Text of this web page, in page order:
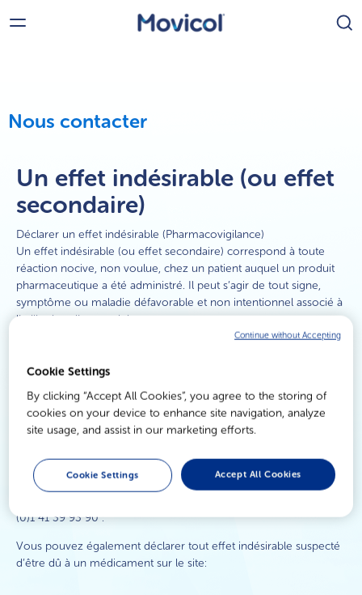
Movicol
Movicol Sans Arôme - Médicament
Movicol®Chocolat - Médicament
Movicol®Arôme Citron - Médicament
MoviGo® - Dispositif Médical
Nous contacter
Un effet indésirable (ou effet
secondaire)
Déclarer un effet indésirable (Pharmacovigilance)
Un effet indésirable (ou effet secondaire) correspond à toute
réaction nocive, non voulue, chez un patient auquel un produit
pharmaceutique a été administré. Il peut s’agir de tout signe,
symptôme ou maladie défavorable et non intentionnel associé à
l’utilisation d’un produit.
En signalant des effets secondaires, vous nous permettez de
meilleurs conseils disponibles aux utilisateurs de nos produits.
Comment signaler un effet secondaire possible ?
Pour toute déclaration de pharmacovigilance avec un
particulière) ou pour toute demande d’information médicale sur
les médicaments de Norgine, vous pouvez nous l’adresser à
(0)1 41 39 93 90 :
Vous pouvez également déclarer tout effet indésirable suspecté
d’être dû à un médicament sur le site:
Cookie Settings
By clicking “Accept All Cookies”, you agree to the storing of
cookies on your device to enhance site navigation, analyze
site usage, and assist in our marketing efforts.
Cookie Settings Accept All Cookies
Continue without Accepting